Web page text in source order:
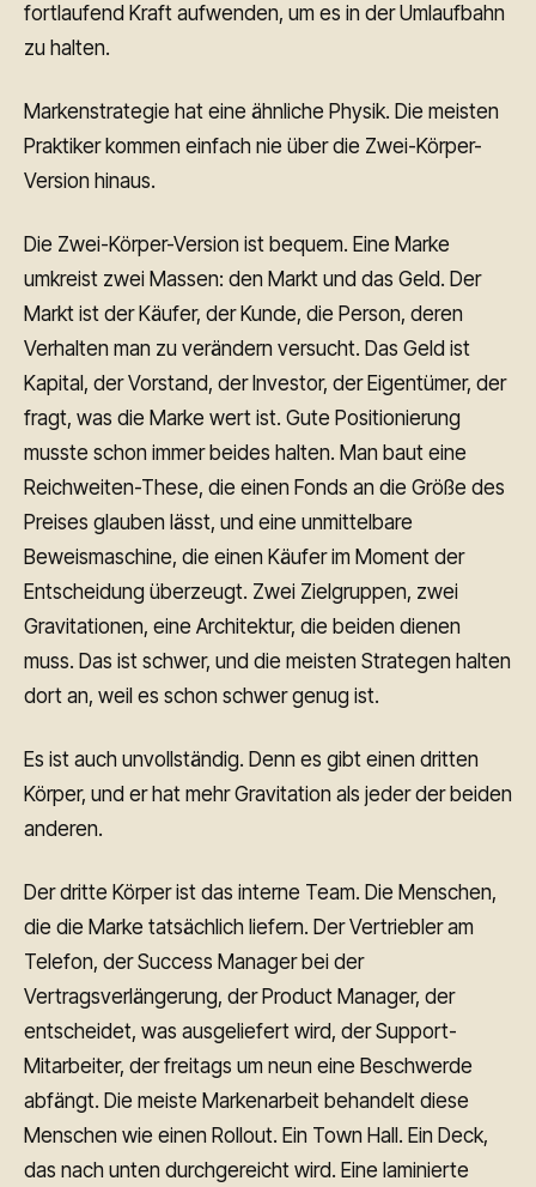
fortlaufend Kraft aufwenden, um es in der Umlaufbahn
zu halten.
Markenstrategie hat eine ähnliche Physik. Die meisten
Praktiker kommen einfach nie über die Zwei-Körper-
Version hinaus.
Die Zwei-Körper-Version ist bequem. Eine Marke
umkreist zwei Massen: den Markt und das Geld. Der
Markt ist der Käufer, der Kunde, die Person, deren
Verhalten man zu verändern versucht. Das Geld ist
Kapital, der Vorstand, der Investor, der Eigentümer, der
fragt, was die Marke wert ist. Gute Positionierung
musste schon immer beides halten. Man baut eine
Reichweiten-These, die einen Fonds an die Größe des
Preises glauben lässt, und eine unmittelbare
Beweismaschine, die einen Käufer im Moment der
Entscheidung überzeugt. Zwei Zielgruppen, zwei
Gravitationen, eine Architektur, die beiden dienen
muss. Das ist schwer, und die meisten Strategen halten
dort an, weil es schon schwer genug ist.
Es ist auch unvollständig. Denn es gibt einen dritten
Körper, und er hat mehr Gravitation als jeder der beiden
anderen.
Der dritte Körper ist das interne Team. Die Menschen,
die die Marke tatsächlich liefern. Der Vertriebler am
Telefon, der Success Manager bei der
Vertragsverlängerung, der Product Manager, der
entscheidet, was ausgeliefert wird, der Support-
Mitarbeiter, der freitags um neun eine Beschwerde
abfängt. Die meiste Markenarbeit behandelt diese
Menschen wie einen Rollout. Ein Town Hall. Ein Deck,
das nach unten durchgereicht wird. Eine laminierte